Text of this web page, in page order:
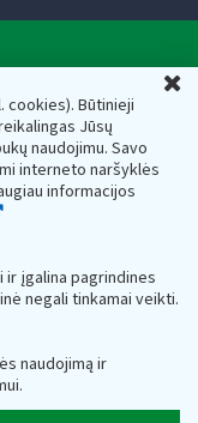
cookies). Būtinieji
Jūsų
naudojimu. Savo
interneto naršyklės
informacijos
ir įgalina pagrindines
negali tinkamai veikti.
naudojimą ir
Lietuvos
el.paštas:
prie Lietuvos
Juridinių